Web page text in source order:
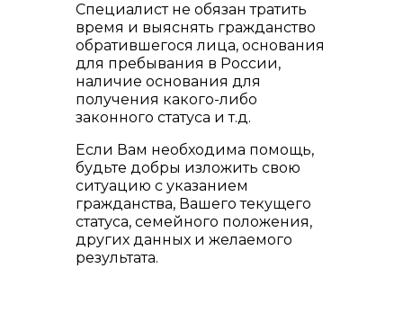
Специалист не обязан тратить
время и выяснять гражданство
обратившегося лица, основания
для пребывания в России,
наличие основания для
получения какого-либо
законного статуса и т.д.
Если Вам необходима помощь,
будьте добры изложить свою
ситуацию с указанием
гражданства, Вашего текущего
статуса, семейного положения,
других данных и желаемого
результата.